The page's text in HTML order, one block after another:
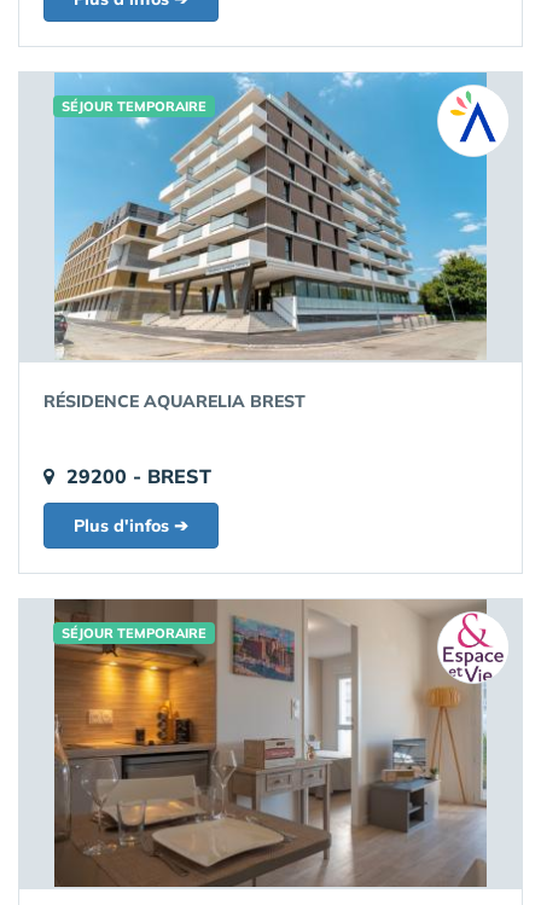
SÉJOUR TEMPORAIRE
RÉSIDENCE AQUARELIA BREST
29200 - BREST
Plus d'infos ➔
SÉJOUR TEMPORAIRE